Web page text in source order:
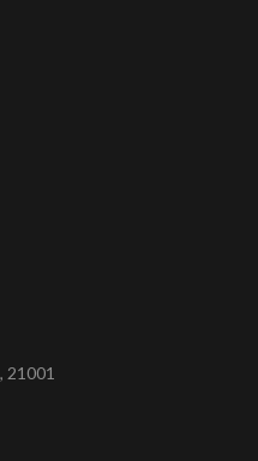
21001